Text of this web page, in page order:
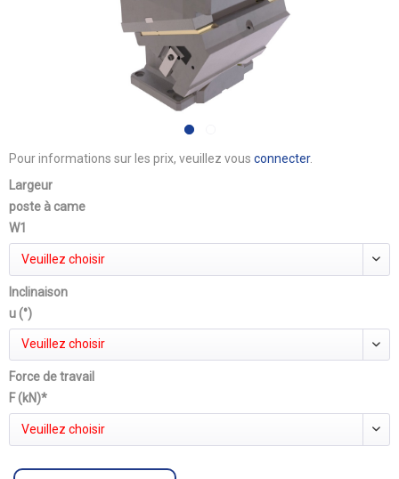
Pour informations sur les prix, veuillez vous connecter.
Largeur
poste à came
W1
Veuillez choisir
Inclinaison
u (°)
Veuillez choisir
Force de travail
F (kN)*
Veuillez choisir